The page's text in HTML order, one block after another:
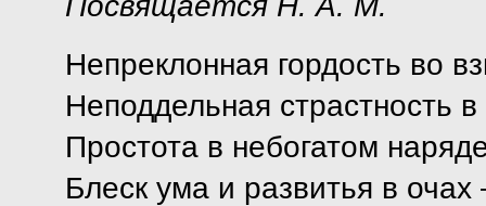
Непреклонная гордость во
Неподдельная страстность
Простота в небогатом
Блеск ума и развитья в очах